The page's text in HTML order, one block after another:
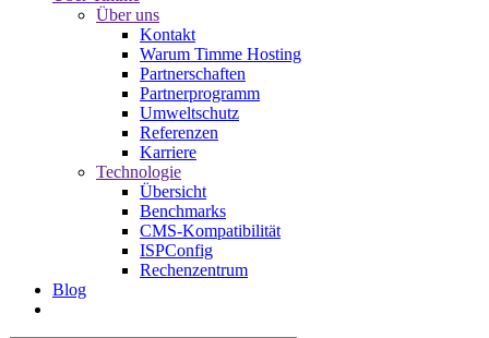
Über uns
Kontakt
Warum Timme Hosting
Partnerschaften
Partnerprogramm
Umweltschutz
Referenzen
Karriere
Technologie
Übersicht
Benchmarks
CMS-Kompatibilität
ISPConfig
Rechenzentrum
Blog